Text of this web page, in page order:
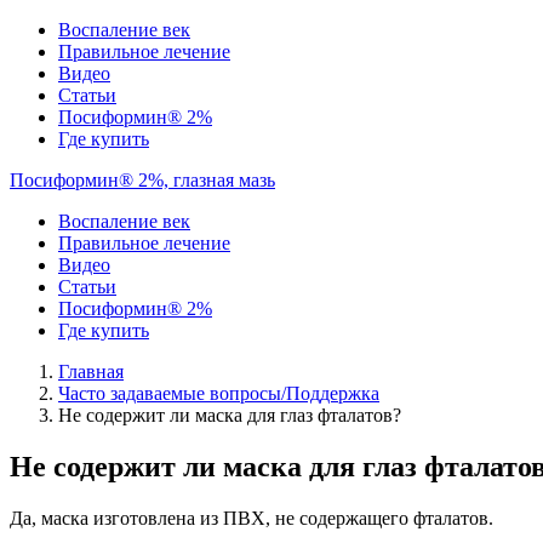
Воспаление век
Правильное лечение
Видео
Статьи
Посиформин® 2%
Где купить
Посиформин® 2%, глазная мазь
Воспаление век
Правильное лечение
Видео
Статьи
Посиформин® 2%
Где купить
Главная
Часто задаваемые вопросы/Поддержка
Не содержит ли маска для глаз фталатов?
Не содержит ли маска для глаз
Да, маска изготовлена из ПВХ, не содержащего фталатов.